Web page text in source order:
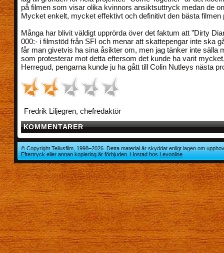
på filmen som visar olika kvinnors ansiktsuttryck medan de
Mycket enkelt, mycket effektivt och definitivt den bästa filmen
Många har blivit väldigt upprörda över det faktum att ”Dirty
000:- i filmstöd från SFI och menar att skattepengar inte ska
får man givetvis ha sina åsikter om, men jag tänker inte sälla
som protesterar mot detta eftersom det kunde ha varit
Herregud, pengarna kunde ju ha gått till Colin Nutleys nästa
Fredrik Liljegren, chefredaktör
KOMMENTARER
© Copyright Tellusfilm, 1998–2026. Detta material är skyddat enligt lagen om
Eftertryck eller annan kopiering är förbjuden. Hostad hosLevonline